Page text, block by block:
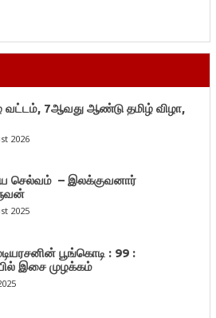
வட்டம், 7ஆவது ஆண்டு தமிழ் விழா,
2026
செல்வம் – இலக்குவனார்
2025
பூங்கொடி : 99 :
இசை முழக்கம்